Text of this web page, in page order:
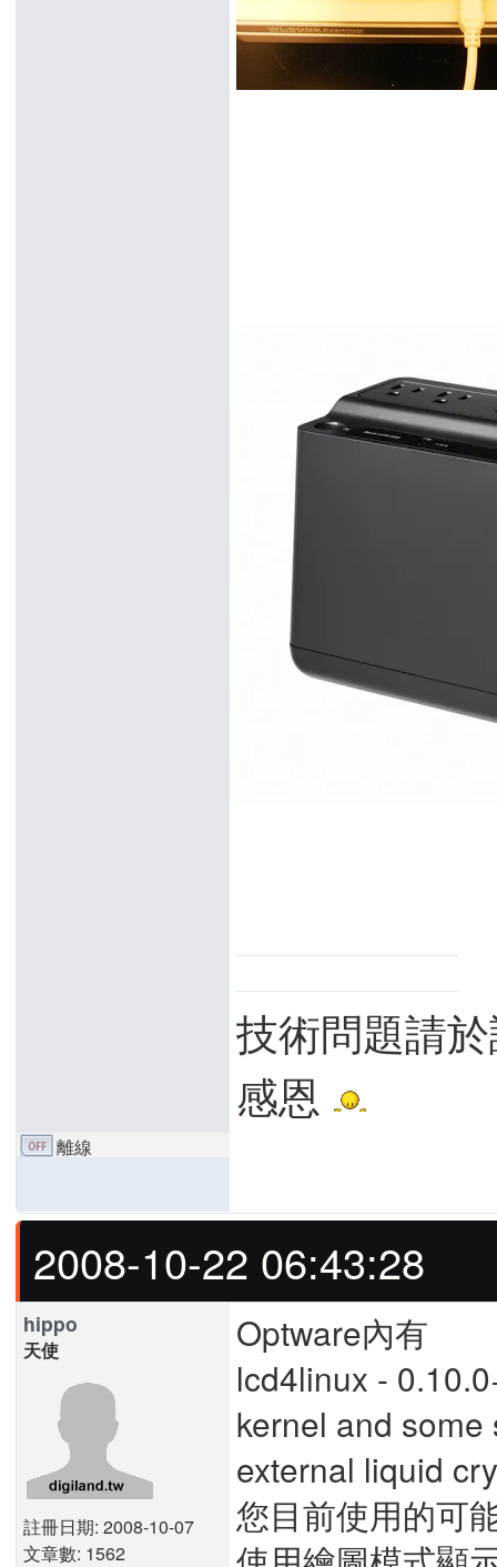
技術問題請
感恩
離線
2008-10-22 06:43:28
hippo
天使
註冊日期: 2008-10-07
文章數: 1562
Optware內有
lcd4linux -
kernel and
external liquid
您目前使用的可